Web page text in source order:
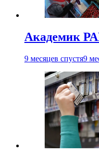
Академик
9 месяцев спустя9